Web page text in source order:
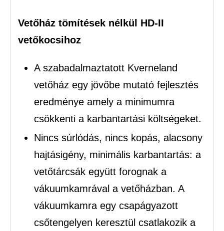
Vetőház tömítések nélkül HD-II
vetőkocsihoz
A szabadalmaztatott Kverneland
vetőház egy jövőbe mutató fejlesztés
eredménye amely a minimumra
csökkenti a karbantartási költségeket.
Nincs súrlódás, nincs kopás, alacsony
hajtásigény, minimális karbantartás: a
vetőtárcsák együtt forognak a
vákuumkamrával a vetőházban. A
vákuumkamra egy csapágyazott
csőtengelyen keresztül csatlakozik a